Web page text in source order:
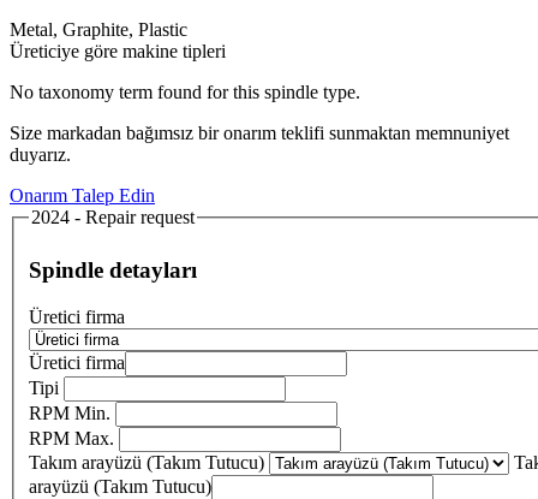
Metal, Graphite, Plastic
Üreticiye göre makine tipleri
No taxonomy term found for this spindle type.
Size markadan bağımsız bir onarım teklifi sunmaktan memnuniyet
duyarız.
Onarım Talep Edin
2024 - Repair request
Spindle detayları
Üretici firma
Üretici firma
Tipi
RPM Min.
RPM Max.
Takım arayüzü (Takım Tutucu)
arayüzü (Takım Tutucu)